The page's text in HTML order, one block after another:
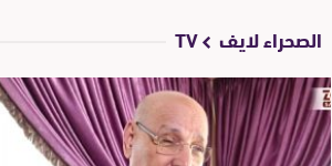
الصحراء لايف TV